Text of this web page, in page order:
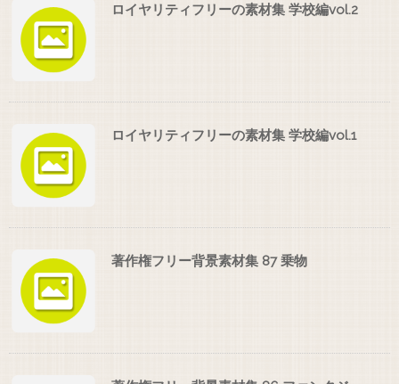
ロイヤリティフリーの素材集 学校編vol.2
ロイヤリティフリーの素材集 学校編vol.1
著作権フリー背景素材集 87 乗物